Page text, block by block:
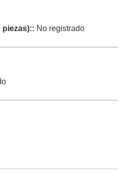
piezas):: No registrado